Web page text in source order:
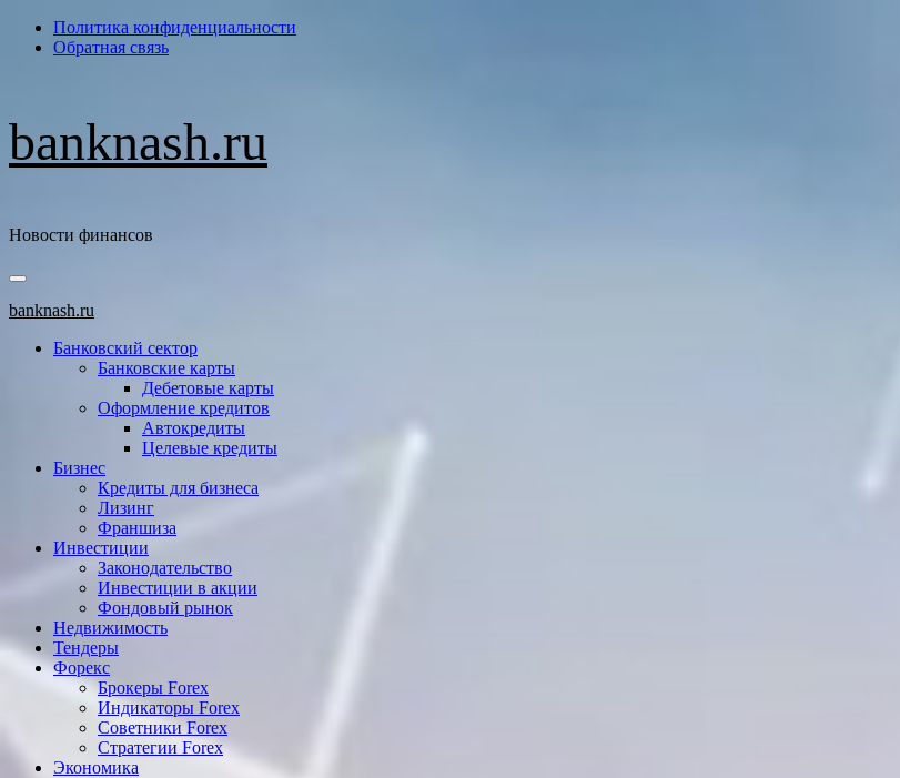
ПерейтиПолитика конфиденциальности
Обратная связь
banknash.ru
Новости финансов
Основное
меню
banknash.ru
Банковский сектор
Банковские карты
Дебетовые карты
Оформление кредитов
Автокредиты
Целевые кредиты
Бизнес
Кредиты для бизнеса
Лизинг
Франшиза
Инвестиции
Законодательство
Инвестиции в акции
Фондовый рынок
Недвижимость
Тендеры
Форекс
Брокеры Forex
Индикаторы Forex
Советники Forex
Стратегии Forex
Экономика